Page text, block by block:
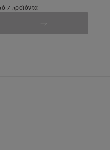
7 προϊόντα